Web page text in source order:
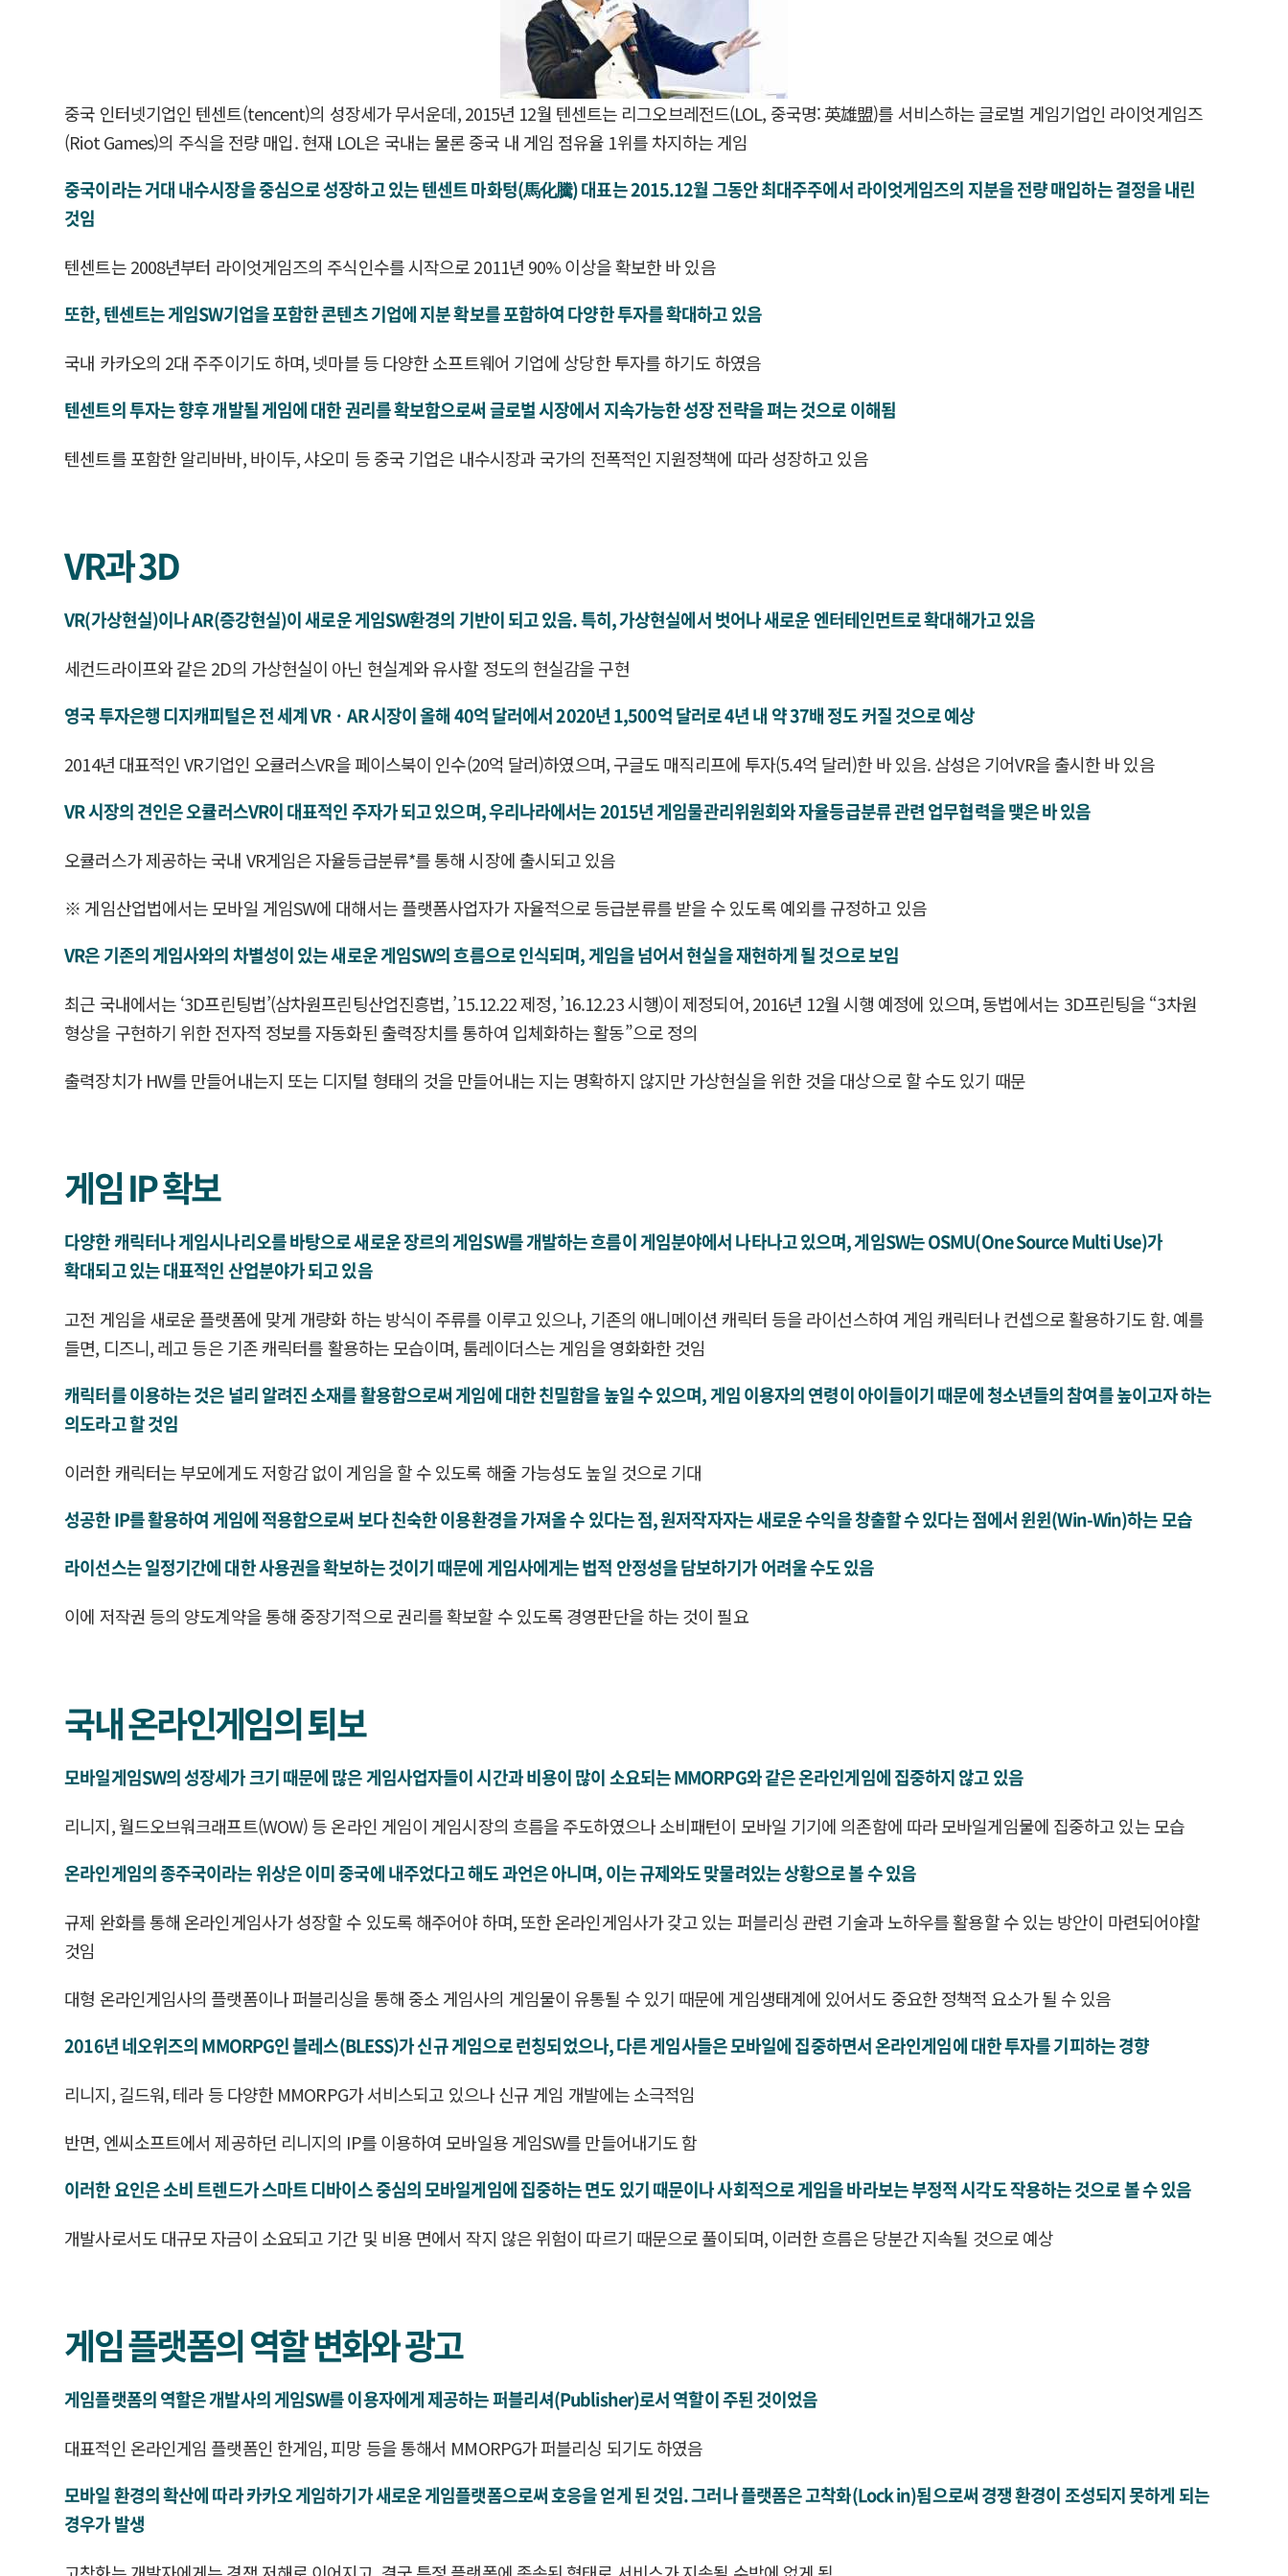
중국 인터넷기업인 텐센트(tencent)의 성장세가 무서운데, 2015년 12월 텐센트는 리그오브레전드(LOL, 중국명: 英雄盟)를 서비스하는 글로벌 게임기업인 라이엇게임즈
(Riot Games)의 주식을 전량 매입. 현재 LOL은 국내는 물론 중국 내 게임 점유율 1위를 차지하는 게임
중국이라는 거대 내수시장을 중심으로 성장하고 있는 텐센트 마화텅(馬化騰) 대표는 2015.12월 그동안 최대주주에서 라이엇게임즈의 지분을 전량 매입하는 결정을 내린
것임
텐센트는 2008년부터 라이엇게임즈의 주식인수를 시작으로 2011년 90% 이상을 확보한 바 있음
또한, 텐센트는 게임SW기업을 포함한 콘텐츠 기업에 지분 확보를 포함하여 다양한 투자를 확대하고 있음
국내 카카오의 2대 주주이기도 하며, 넷마블 등 다양한 소프트웨어 기업에 상당한 투자를 하기도 하였음
텐센트의 투자는 향후 개발될 게임에 대한 권리를 확보함으로써 글로벌 시장에서 지속가능한 성장 전략을 펴는 것으로 이해됨
텐센트를 포함한 알리바바, 바이두, 샤오미 등 중국 기업은 내수시장과 국가의 전폭적인 지원정책에 따라 성장하고 있음
VR과 3D
VR(가상현실)이나 AR(증강현실)이 새로운 게임SW환경의 기반이 되고 있음. 특히, 가상현실에서 벗어나 새로운 엔터테인먼트로 확대해가고 있음
세컨드라이프와 같은 2D의 가상현실이 아닌 현실계와 유사할 정도의 현실감을 구현
영국 투자은행 디지캐피털은 전 세계 VRㆍAR 시장이 올해 40억 달러에서 2020년 1,500억 달러로 4년 내 약 37배 정도 커질 것으로 예상
2014년 대표적인 VR기업인 오큘러스VR을 페이스북이 인수(20억 달러)하였으며, 구글도 매직리프에 투자(5.4억 달러)한 바 있음. 삼성은 기어VR을 출시한 바 있음
VR 시장의 견인은 오큘러스VR이 대표적인 주자가 되고 있으며, 우리나라에서는 2015년 게임물관리위원회와 자율등급분류 관련 업무협력을 맺은 바 있음
오큘러스가 제공하는 국내 VR게임은 자율등급분류*를 통해 시장에 출시되고 있음
※ 게임산업법에서는 모바일 게임SW에 대해서는 플랫폼사업자가 자율적으로 등급분류를 받을 수 있도록 예외를 규정하고 있음
VR은 기존의 게임사와의 차별성이 있는 새로운 게임SW의 흐름으로 인식되며, 게임을 넘어서 현실을 재현하게 될 것으로 보임
최근 국내에서는 ‘3D프린팅법’(삼차원프린팅산업진흥법, ’15.12.22 제정, ’16.12.23 시행)이 제정되어, 2016년 12월 시행 예정에 있으며, 동법에서는 3D프린팅을 “3차원
형상을 구현하기 위한 전자적 정보를 자동화된 출력장치를 통하여 입체화하는 활동”으로 정의
출력장치가 HW를 만들어내는지 또는 디지털 형태의 것을 만들어내는 지는 명확하지 않지만 가상현실을 위한 것을 대상으로 할 수도 있기 때문
게임 IP 확보
다양한 캐릭터나 게임시나리오를 바탕으로 새로운 장르의 게임SW를 개발하는 흐름이 게임분야에서 나타나고 있으며, 게임SW는 OSMU(One Source Multi Use)가
확대되고 있는 대표적인 산업분야가 되고 있음
고전 게임을 새로운 플랫폼에 맞게 개량화 하는 방식이 주류를 이루고 있으나, 기존의 애니메이션 캐릭터 등을 라이선스하여 게임 캐릭터나 컨셉으로 활용하기도 함. 예를
들면, 디즈니, 레고 등은 기존 캐릭터를 활용하는 모습이며, 툼레이더스는 게임을 영화화한 것임
캐릭터를 이용하는 것은 널리 알려진 소재를 활용함으로써 게임에 대한 친밀함을 높일 수 있으며, 게임 이용자의 연령이 아이들이기 때문에 청소년들의 참여를 높이고자 하는
의도라고 할 것임
이러한 캐릭터는 부모에게도 저항감 없이 게임을 할 수 있도록 해줄 가능성도 높일 것으로 기대
성공한 IP를 활용하여 게임에 적용함으로써 보다 친숙한 이용환경을 가져올 수 있다는 점, 원저작자자는 새로운 수익을 창출할 수 있다는 점에서 윈윈(Win-Win)하는 모습
라이선스는 일정기간에 대한 사용권을 확보하는 것이기 때문에 게임사에게는 법적 안정성을 담보하기가 어려울 수도 있음
이에 저작권 등의 양도계약을 통해 중장기적으로 권리를 확보할 수 있도록 경영판단을 하는 것이 필요
국내 온라인게임의 퇴보
모바일게임SW의 성장세가 크기 때문에 많은 게임사업자들이 시간과 비용이 많이 소요되는 MMORPG와 같은 온라인게임에 집중하지 않고 있음
리니지, 월드오브워크래프트(WOW) 등 온라인 게임이 게임시장의 흐름을 주도하였으나 소비패턴이 모바일 기기에 의존함에 따라 모바일게임물에 집중하고 있는 모습
온라인게임의 종주국이라는 위상은 이미 중국에 내주었다고 해도 과언은 아니며, 이는 규제와도 맞물려있는 상황으로 볼 수 있음
규제 완화를 통해 온라인게임사가 성장할 수 있도록 해주어야 하며, 또한 온라인게임사가 갖고 있는 퍼블리싱 관련 기술과 노하우를 활용할 수 있는 방안이 마련되어야할
것임
대형 온라인게임사의 플랫폼이나 퍼블리싱을 통해 중소 게임사의 게임물이 유통될 수 있기 때문에 게임생태계에 있어서도 중요한 정책적 요소가 될 수 있음
2016년 네오위즈의 MMORPG인 블레스(BLESS)가 신규 게임으로 런칭되었으나, 다른 게임사들은 모바일에 집중하면서 온라인게임에 대한 투자를 기피하는 경향
리니지, 길드워, 테라 등 다양한 MMORPG가 서비스되고 있으나 신규 게임 개발에는 소극적임
반면, 엔씨소프트에서 제공하던 리니지의 IP를 이용하여 모바일용 게임SW를 만들어내기도 함
이러한 요인은 소비 트렌드가 스마트 디바이스 중심의 모바일게임에 집중하는 면도 있기 때문이나 사회적으로 게임을 바라보는 부정적 시각도 작용하는 것으로 볼 수 있음
개발사로서도 대규모 자금이 소요되고 기간 및 비용 면에서 작지 않은 위험이 따르기 때문으로 풀이되며, 이러한 흐름은 당분간 지속될 것으로 예상
게임 플랫폼의 역할 변화와 광고
게임플랫폼의 역할은 개발사의 게임SW를 이용자에게 제공하는 퍼블리셔(Publisher)로서 역할이 주된 것이었음
대표적인 온라인게임 플랫폼인 한게임, 피망 등을 통해서 MMORPG가 퍼블리싱 되기도 하였음
모바일 환경의 확산에 따라 카카오 게임하기가 새로운 게임플랫폼으로써 호응을 얻게 된 것임. 그러나 플랫폼은 고착화(Lock in)됨으로써 경쟁 환경이 조성되지 못하게 되는
경우가 발생